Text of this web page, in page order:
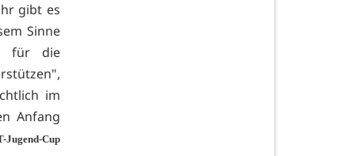
gibt es
Sinne
für die
im
Anfang
Jugend-Cup